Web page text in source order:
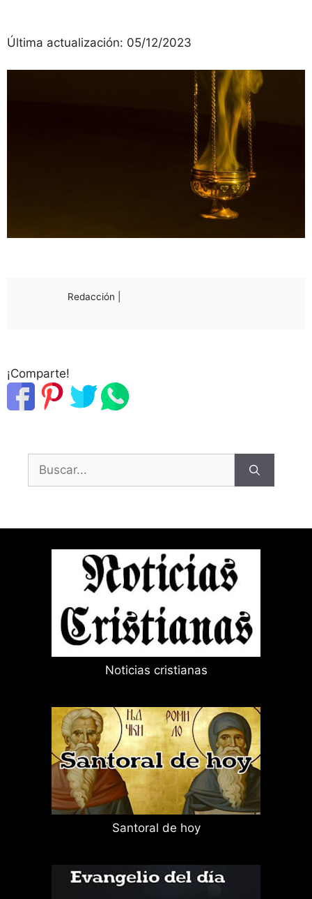
Última actualización: 05/12/2023
Redacción |
¡Comparte!
Buscar:
Noticias cristianas
Santoral de hoy